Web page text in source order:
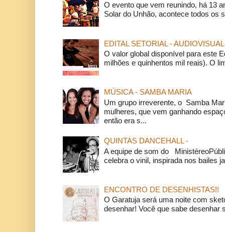
O evento que vem reunindo, há 13
Solar do Unhão, acontece todos os
EDITAL SETORIAL - AUDIOVISUAL
O valor global disponível para este
milhões e quinhentos mil reais). O
MÚSICA - SAMBA MARIA
Um grupo irreverente, o Samba
mulheres, que vem ganhando
então era s...
QUINTAS DANCEHALL -
A equipe de som do
celebra o vinil, inspirada nos bailes
ENCONTRO DE DESENHISTAS!!
O Garatuja será uma noite com
desenhar! Você que sabe desenhar